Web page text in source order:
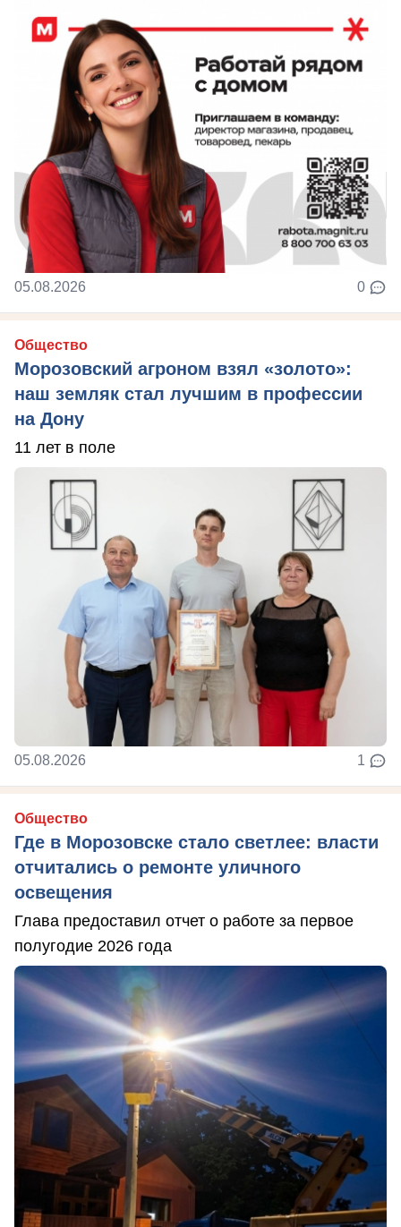
05.08.2026 0
Общество
Морозовский агроном взял «золото»:
наш земляк стал лучшим в профессии
на Дону
11 лет в поле
05.08.2026 1
Общество
Где в Морозовске стало светлее: власти
отчитались о ремонте уличного
освещения
Глава предоставил отчет о работе за первое
полугодие 2026 года